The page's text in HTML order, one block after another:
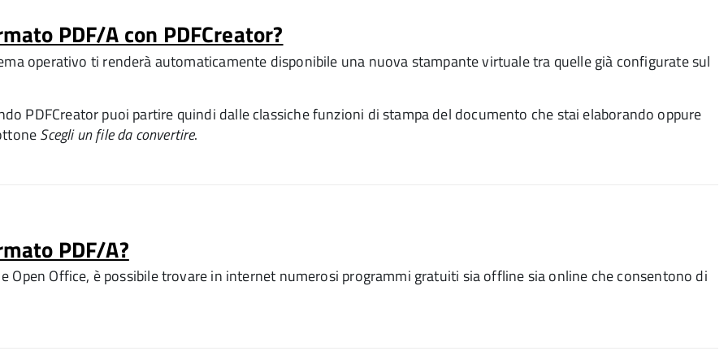
PDF/A con PDFCreator?
operativo ti renderà automaticamente disponibile una nuova stampante virtuale tra quelle già configurate sul
PDFCreator puoi partire quindi dalle classiche funzioni di stampa del documento che stai elaborando oppure
Scegli un file da convertire.
PDF/A?
Open Office, è possibile trovare in internet numerosi programmi gratuiti sia offline sia online che consentono di